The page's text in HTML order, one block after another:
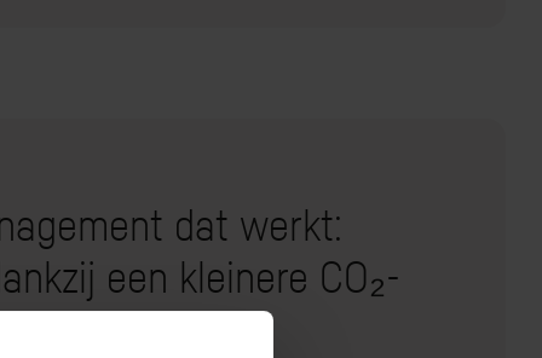
dat werkt:
een kleinere CO₂-